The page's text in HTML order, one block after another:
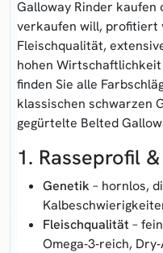
Galloway Rinder kaufen
verkaufen will, profitiert
Fleisch­qualität,
hohen
finden Sie alle
klassischen schwarzen
gegürtelte Belted
1. Rasseprofil
Genetik – hornlos,
Fleischqualität –
Omega‑3‑reich,